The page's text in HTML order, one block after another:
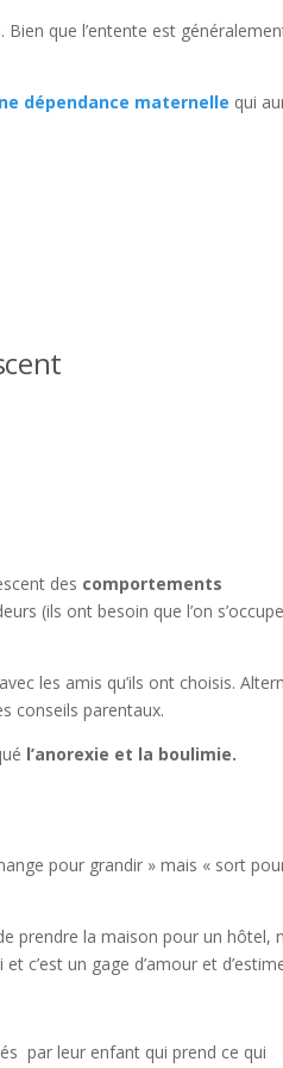
que l’entente est
dépendance maternelle qui
des comportements
(ils ont besoin que l’on
les amis qu’ils ont choisis.
conseils parentaux.
l’anorexie et la boulimie.
pour grandir » mais « sort
prendre la maison pour un hôtel,
c’est un gage d’amour et
par leur enfant qui prend ce qui